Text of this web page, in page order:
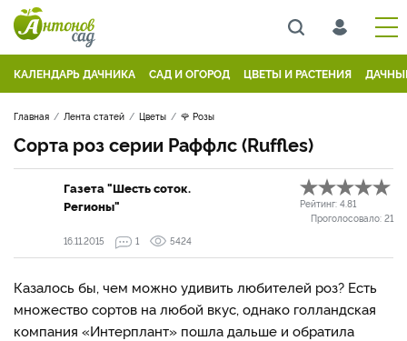
КАЛЕНДАРЬ ДАЧНИКА САД И ОГОРОД ЦВЕТЫ И РАСТЕНИЯ
Главная Лента статей Цветы 🌹 Розы
Сорта роз серии Раффлс (Ruffles)
Газета "Шесть соток.
Регионы"
Рейтинг: 4.81
Проголосовало: 21
16.11.2015
1 5424
Казалось бы, чем можно удивить любителей роз? Есть
множество сортов на любой вкус, однако голланд­ская
компания «Интерплант» пошла дальше и обратила